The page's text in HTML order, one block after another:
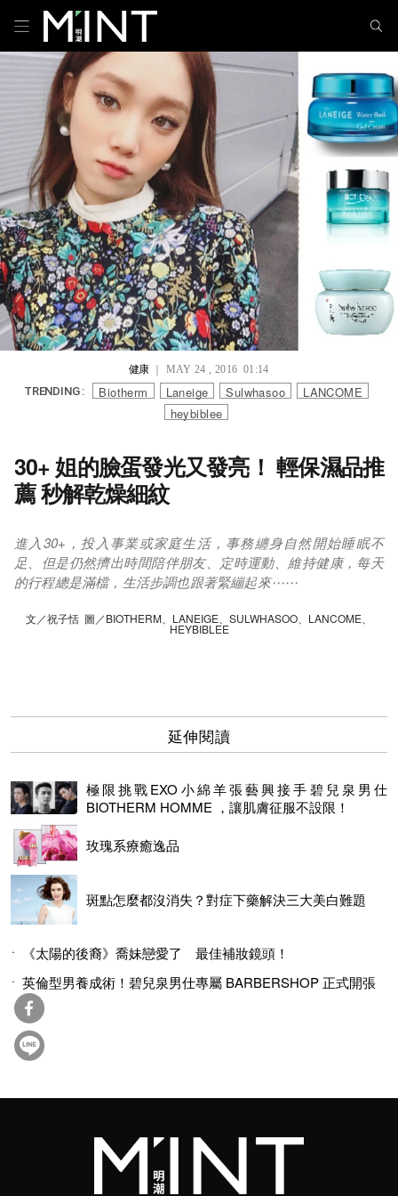
健康｜ MAY 24 , 2016 01:14
TRENDING : Biotherm Laneige Sulwhasoo
LANCOME
heybiblee
30+ 姐的臉蛋發光又發亮！ 輕保濕品推
薦 秒解乾燥細紋
進入30+，投入事業或家庭生活，事務纏身自然開始睡眠不
足、但是仍然擠出時間陪伴朋友、定時運動、維持健康，每天
的行程總是滿檔，生活步調也跟著緊繃起來⋯⋯
文／祝子恬 圖／BIOTHERM、LANEIGE、SULWHASOO、LANCOME、
HEYBIBLEE
延伸閱讀
極限挑戰EXO小綿羊張藝興接手碧兒泉男仕
BIOTHERM HOMME ，讓肌膚征服不設限！
玫瑰系療癒逸品
斑點怎麼都沒消失？對症下藥解決三大美白難題
《太陽的後裔》喬妹戀愛了 最佳補妝鏡頭！
英倫型男養成術！碧兒泉男仕專屬 BARBERSHOP 正式開張